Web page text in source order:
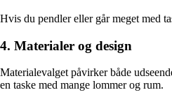
Hvis du pendler eller går meget med
4. Materialer og design
Materialevalget påvirker både
en taske med mange lommer og rum.